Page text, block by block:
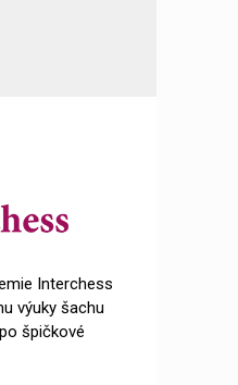
Interchess
výuky šachu
špičkové